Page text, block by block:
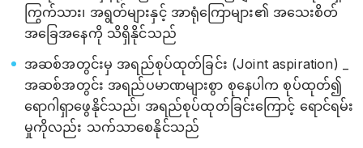
ကြွက်သား၊ အရွတ်များနှင့် အာရုံကြောများ၏ အသေးစိတ်
အခြေအနေကို သိရှိနိုင်သည်
အဆစ်အတွင်းမှ အရည်စုပ်ထုတ်ခြင်း (Joint aspiration) _
အဆစ်အတွင်း အရည်ပမာဏများစွာ စုနေပါက စုပ်ထုတ်၍
ရောဂါရှာဖွေနိုင်သည်၊ အရည်စုပ်ထုတ်ခြင်းကြောင့် ရောင်ရမ်း
မှုကိုလည်း သက်သာစေနိုင်သည်